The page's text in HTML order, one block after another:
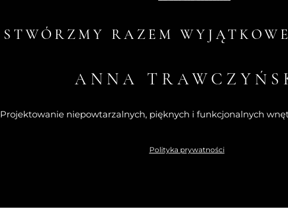
STWÓRZMY RAZEM
ANNA
Projektowanie niepowtarzalnych, pięknych i funkcjonalnych
Polityka prywatności